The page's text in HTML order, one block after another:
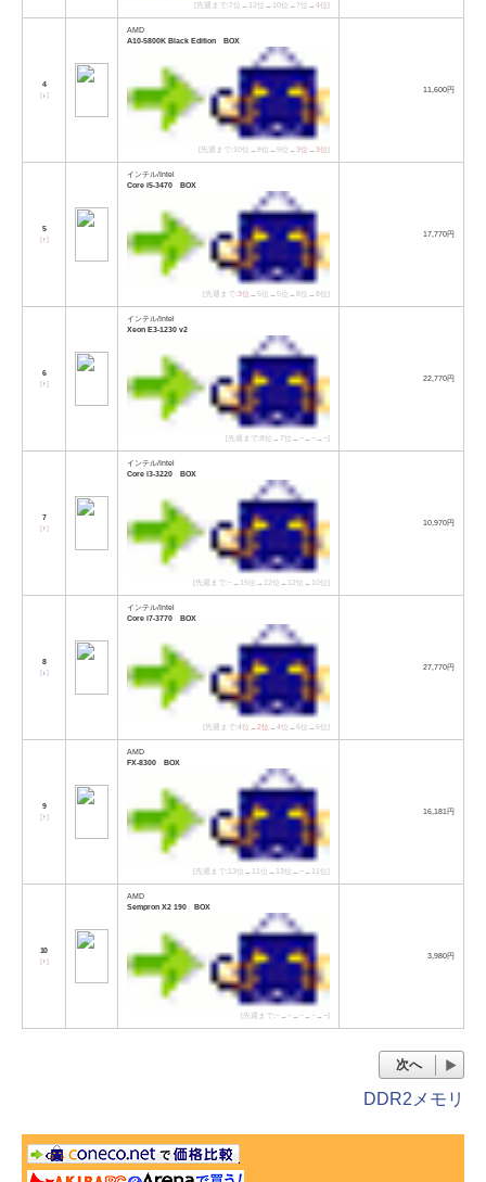
[先週まで:7位→12位→10位→7位→4位]
4
[↓]
AMD
A10-5800K Black Edition BOX
[先週まで:10位→8位→9位→3位 →3位]
11,600円
5
[↑]
インテル/Intel
Core i5-3470 BOX
[先週まで:3位 →5位→5位→8位→8位]
17,770円
6
[↑]
インテル/Intel
Xeon E3-1230 v2
[先週まで:8位→7位→−→−→−]
22,770円
7
[↑]
インテル/Intel
Core i3-3220 BOX
[先週まで:−→15位→12位→12位→10位]
10,970円
8
[↓]
インテル/Intel
Core i7-3770 BOX
[先週まで:4位 →2位 →4位 →6位→6位]
27,770円
9
[↑]
AMD
FX-8300 BOX
[先週まで:13位→11位→13位→−→11位]
16,181円
10
[↑]
AMD
Sempron X2 190 BOX
[先週まで:−→−→−→−→−]
3,980円
次へ
DDR2メモリ